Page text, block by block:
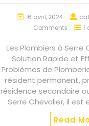
16 avril, 2024
Comments
1
Les Plombiers à Serre
Solution Rapide et
Problèmes de
résident permanent,
résidence secondaire
Serre Chevalier, il est
Read